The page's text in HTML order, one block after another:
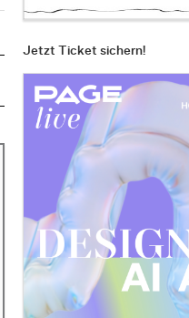
Jetzt Ticket sichern!